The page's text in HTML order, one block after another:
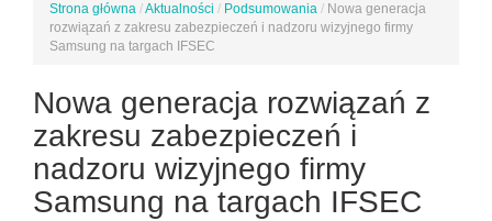
Jesteś
tutaj
Strona główna /Aktualności / Podsumowania / Nowa generacja
rozwiązań z zakresu zabezpieczeń i nadzoru wizyjnego firmy
Samsung na targach IFSEC
Nowa generacja rozwiązań z
zakresu zabezpieczeń i
nadzoru wizyjnego firmy
Samsung na targach IFSEC